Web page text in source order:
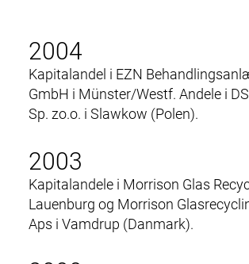
2004
Kapitalandel i EZN
GmbH i Münster/Westf. Andele i
Sp. zo.o. i Slawkow (Polen).
2003
Kapitalandele i Morrison Glas
Lauenburg og Morrison
Aps i Vamdrup (Danmark).